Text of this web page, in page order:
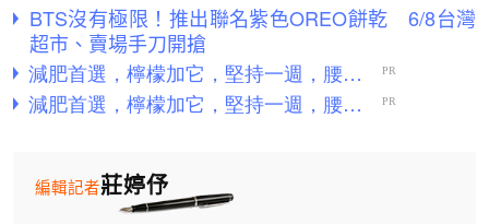
BTS沒有極限！推出聯名紫色OREO餅乾 6/8台灣
超市、賣場手刀開搶
莊婷伃
編輯記者